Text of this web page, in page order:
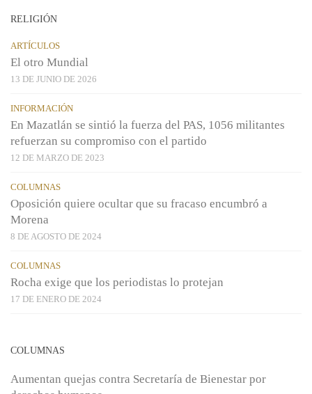
RELIGIÓN
ARTÍCULOS
El otro Mundial
13 DE JUNIO DE 2026
INFORMACIÓN
En Mazatlán se sintió la fuerza del PAS, 1056 militantes
refuerzan su compromiso con el partido
12 DE MARZO DE 2023
COLUMNAS
Oposición quiere ocultar que su fracaso encumbró a
Morena
8 DE AGOSTO DE 2024
COLUMNAS
Rocha exige que los periodistas lo protejan
17 DE ENERO DE 2024
COLUMNAS
Aumentan quejas contra Secretaría de Bienestar por